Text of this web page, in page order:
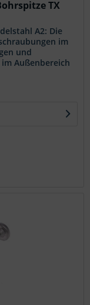
TX
A2: Die
im
und
Außenbereich